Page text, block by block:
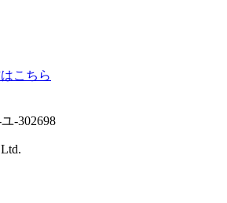
こちら
-302698